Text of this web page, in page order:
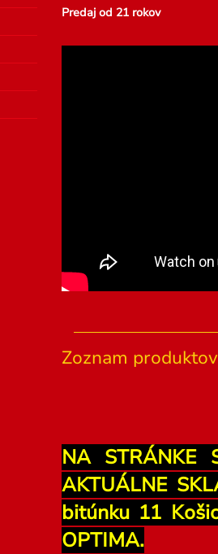
Predaj od 21 rokov
Zoznam produktov
NA STRÁNKE
AKTUÁLNE
bitúnku 11
OPTIMA.